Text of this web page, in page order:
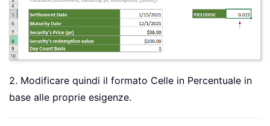
2. Modificare quindi il formato Celle in Percentuale in
base alle proprie esigenze.